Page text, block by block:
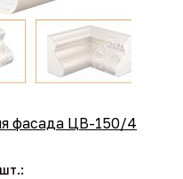
фасада ЦВ-150/4